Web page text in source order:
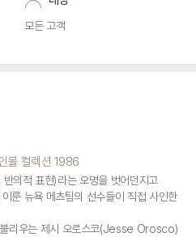
모든 고객
볼 컬렉션 1986
의적 표현)라는 오명을 벗어던지고
룬 뉴욕 메츠팀의 선수들이 직접 사인한
리우는 제시 오로스코(Jesse Orosco)